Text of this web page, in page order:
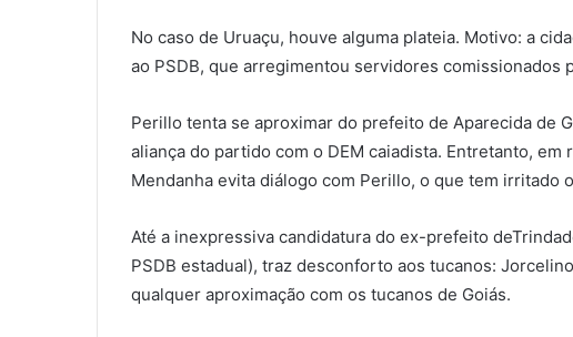
No caso de Uruaçu, houve alguma plateia. Motivo: a
ao PSDB, que arregimentou servidores comissionados
Perillo tenta se aproximar do prefeito de Aparecida de
aliança do partido com o DEM caiadista. Entretanto,
Mendanha evita diálogo com Perillo, o que tem irritado
Até a inexpressiva candidatura do ex-prefeito
PSDB estadual), traz desconforto aos tucanos:
qualquer aproximação com os tucanos de Goiás.